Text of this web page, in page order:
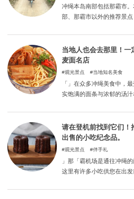
冲绳本岛南部包括那霸市
部、那霸市以外的推荐景
当地人也会去那里！
麦面名店
观光景点 当地知名美食
「」在众多冲绳美食中，
实饱满的面条与浓郁的汤
大老远来到冲绳，一定要
请在登机前找到它们！
出售的小吃纪念品。
观光景点 伴手礼
」那「霸机场是通往冲绳
这里有许多小吃供您在出
品，包括冲绳特产甜点和